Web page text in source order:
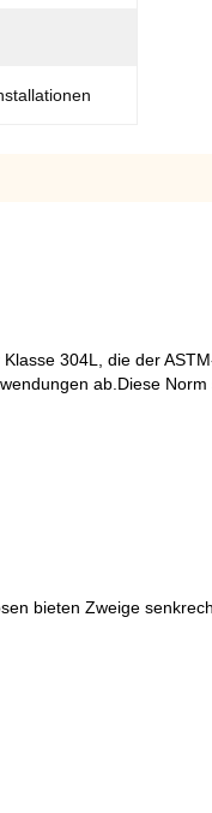
304L, die der
ab.Diese
bieten Zweige